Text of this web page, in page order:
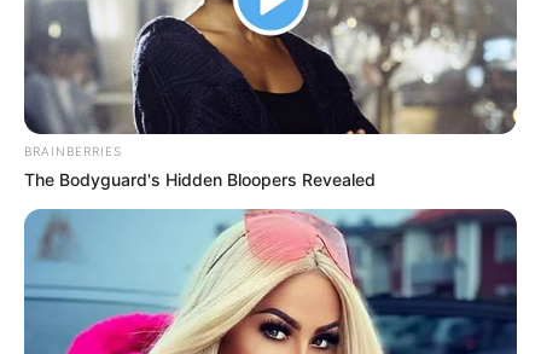
BARRIO LAURELES
Sicarios asesinan a
conductor de camioneta
BARRIO EL POBLADO
Más de 300 extranjeros
han sido capturados en
Medellín en 2026: alertas
BRAINBERRIES
The Bodyguard's Hidden Bloopers Revealed